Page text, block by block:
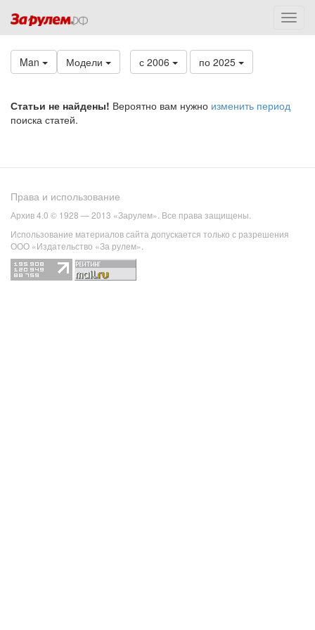
Man Модели с 2006 по 2025
Статьи не найдены! Вероятно вам нужно изменить период
поиска статей.
Права и использование
Архив 4.0 © 1928 — 2013 «Зарулем». Все права защищены.
Использование материалов сайта допускается только с разрешения
ООО «Издательство «За рулем».